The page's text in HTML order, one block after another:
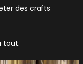
des crafts
tout.